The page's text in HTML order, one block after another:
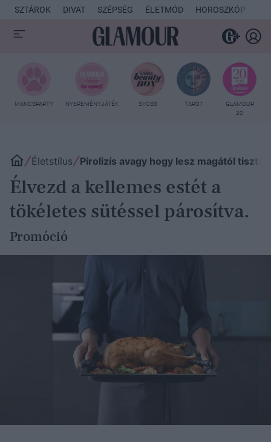
SZTÁROK DIVAT SZÉPSÉG ÉLETMÓD HOROSZKÓP
MANCSPARTY NYEREMÉNYJÁTÉK SYOSS TAROT
GLAMOUR
20
Életstílus Pirolizís avagy hogy lesz magától tiszta
Élvezd a kellemes estét a
tökéletes sütéssel párosítva.
Promóció